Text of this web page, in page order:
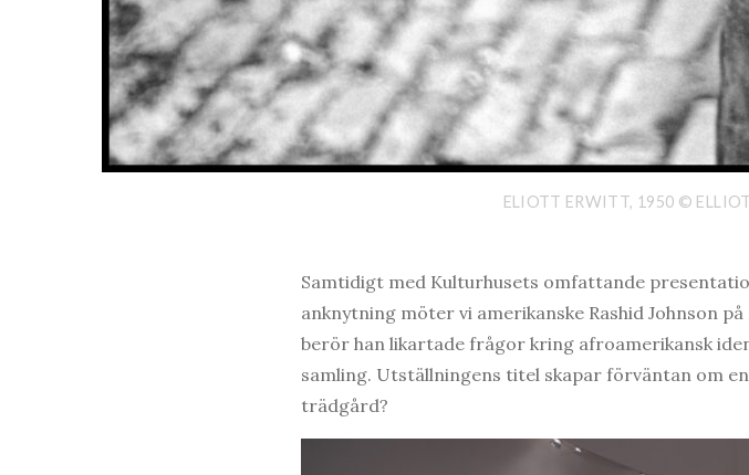
ELIOTT ERWITT, 1950 ©
Samtidigt med Kulturhusets omfattande
anknytning möter vi amerikanske Rashid Johnson
berör han likartade frågor kring afroamerikansk
samling. Utställningens titel skapar förväntan om
trädgård?